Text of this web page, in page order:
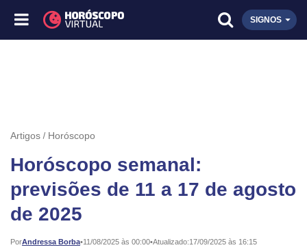
SIGNOS
Artigos Horóscopo
Horóscopo semanal:
previsões de 11 a 17 de agosto
de 2025
PorAndressa Borba•
Publicado: 11/08/2025 às 00:00•Atualizado:17/09/2025 às 16:15